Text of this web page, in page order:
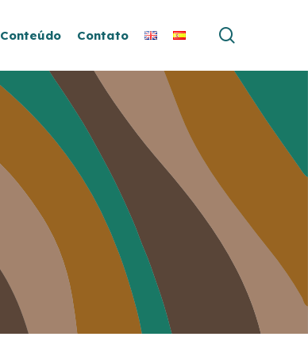
Conteúdo Contato